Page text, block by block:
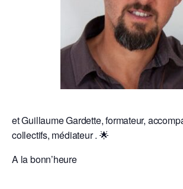
et Guillaume Gardette, formateur,
collectifs, médiateur . 🌟
A la bonn’heure